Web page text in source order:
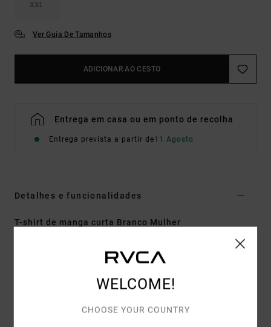
XXL
Ver Guia De Tamanhos
ADICIONAR AO CESTO
Entrega em casa ou em ponto de recolha
Entrega prevista a partir de11 Agosto
Detalhes e funcionalidades
T-shirt de manga curta Branco Mulher
T-shirt de bebé. manga curta
WELCOME!
CHOOSE YOUR COUNTRY